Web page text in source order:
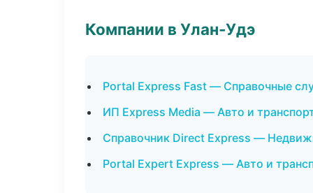
Компании в Улан-Удэ
Portal Express Fast — Справочные
ИП Express Media — Авто и
Справочник Direct Express —
Portal Expert Express — Авто и